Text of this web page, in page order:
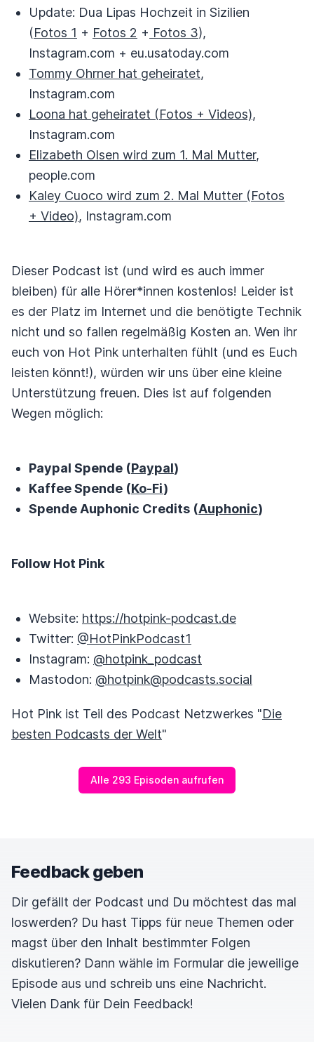
Update: Dua Lipas Hochzeit in Sizilien
(Fotos 1 + Fotos 2 + Fotos 3),
Instagram.com + eu.usatoday.com
Tommy Ohrner hat geheiratet,
Instagram.com
Loona hat geheiratet (Fotos + Videos),
Instagram.com
Elizabeth Olsen wird zum 1. Mal Mutter,
people.com
Kaley Cuoco wird zum 2. Mal Mutter (Fotos
+ Video), Instagram.com
Dieser Podcast ist (und wird es auch immer
bleiben) für alle Hörer*innen kostenlos! Leider ist
es der Platz im Internet und die benötigte Technik
nicht und so fallen regelmäßig Kosten an. Wen ihr
euch von Hot Pink unterhalten fühlt (und es Euch
leisten könnt!), würden wir uns über eine kleine
Unterstützung freuen. Dies ist auf folgenden
Wegen möglich:
Paypal Spende (Paypal)
Kaffee Spende (Ko-Fi)
Spende Auphonic Credits (Auphonic)
Follow Hot Pink
Website: https://hotpink-podcast.de
Twitter: @HotPinkPodcast1
Instagram: @hotpink_podcast
Mastodon: @hotpink@podcasts.social
Hot Pink ist Teil des Podcast Netzwerkes "Die
besten Podcasts der Welt"
Alle 293 Episoden aufrufen
Feedback geben
Dir gefällt der Podcast und Du möchtest das mal
loswerden? Du hast Tipps für neue Themen oder
magst über den Inhalt bestimmter Folgen
diskutieren? Dann wähle im Formular die jeweilige
Episode aus und schreib uns eine Nachricht.
Vielen Dank für Dein Feedback!